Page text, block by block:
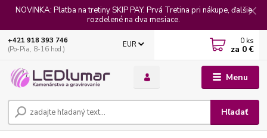
NOVINKA: Platba na tretiny SKIP PAY. Prvá Tretina pri nákupe, ďalšie
rozdelené na dva mesiace.
Menu
EUR
Hľadať
+421 918 393 746
(Po-Pia, 8-16 hod.)
0 ks
za 0 €